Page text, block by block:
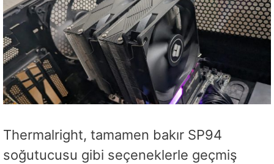
Thermalright, tamamen bakır SP94
soğutucusu gibi seçeneklerle geçmiş